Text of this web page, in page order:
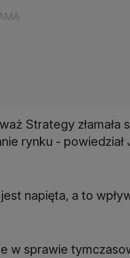
Strategy złamała
rynku -
napięta, a to
w sprawie